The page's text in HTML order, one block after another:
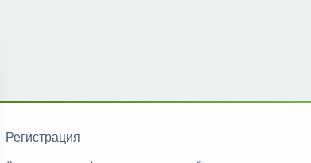
Регистрация